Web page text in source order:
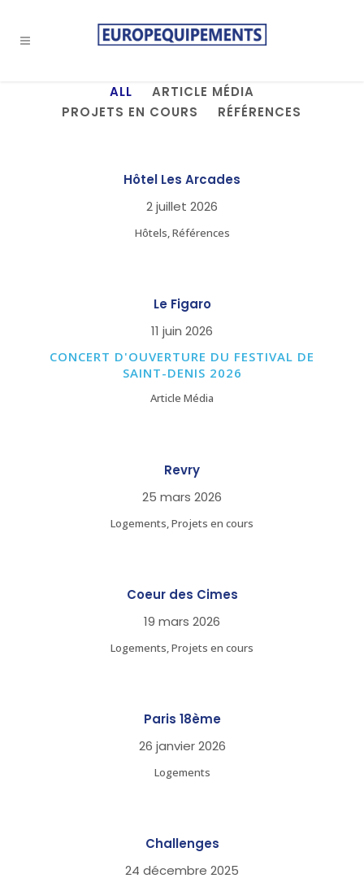
ALL
ARTICLE MÉDIA
PROJETS EN COURS
RÉFÉRENCES
Hôtel Les Arcades
2 juillet 2026
Hôtels, Références
Le Figaro
11 juin 2026
CONCERT D'OUVERTURE DU FESTIVAL DE
SAINT-DENIS 2026
Article Média
Revry
25 mars 2026
Logements, Projets en cours
Coeur des Cimes
19 mars 2026
Logements, Projets en cours
Paris 18ème
26 janvier 2026
Logements
Challenges
24 décembre 2025